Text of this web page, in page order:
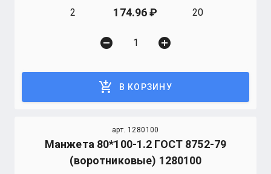
2 174.96 20
remove_circle add_circle
add_shopping_cart В КОРЗИНУ
арт. 1280100
Манжета 80*100-1.2 ГОСТ 8752-79
(воротниковые) 1280100